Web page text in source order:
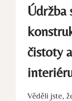
Údržba
čistoty
Věděli jste,